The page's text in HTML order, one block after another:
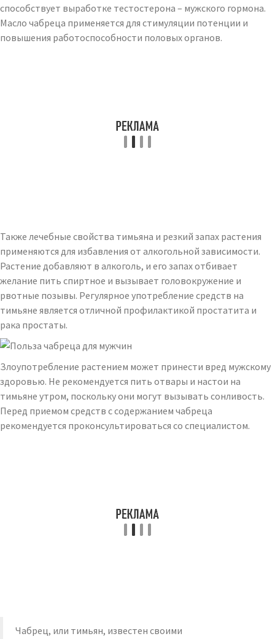
способствует выработке тестостерона – мужского гормона.
Масло чабреца применяется для стимуляции потенции и
повышения работоспособности половых органов.
Также лечебные свойства тимьяна и резкий запах растения
применяются для избавления от алкогольной зависимости.
Растение добавляют в алкоголь, и его запах отбивает
желание пить спиртное и вызывает головокружение и
рвотные позывы. Регулярное употребление средств на
тимьяне является отличной профилактикой простатита и
рака простаты.
Злоупотребление растением может принести вред мужскому
здоровью. Не рекомендуется пить отвары и настои на
тимьяне утром, поскольку они могут вызывать сонливость.
Перед приемом средств с содержанием чабреца
рекомендуется проконсультироваться со специалистом.
Чабрец, или тимьян, известен своими